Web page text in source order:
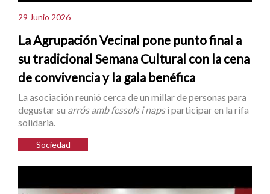
29 Junio 2026
La Agrupación Vecinal pone punto final a
su tradicional Semana Cultural con la cena
de convivencia y la gala benéfica
La asociación reunió cerca de un millar de personas para
degustar su arrós amb fessols i napsi participar en la rifa
solidaria.
Sociedad